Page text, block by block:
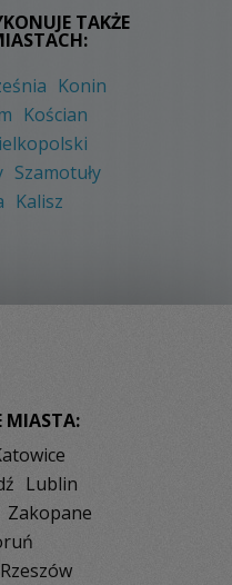
TAKŻE
Konin
Kościan
Szamotuły
Kalisz
MIASTA:
Lublin
Zakopane
Rzeszów